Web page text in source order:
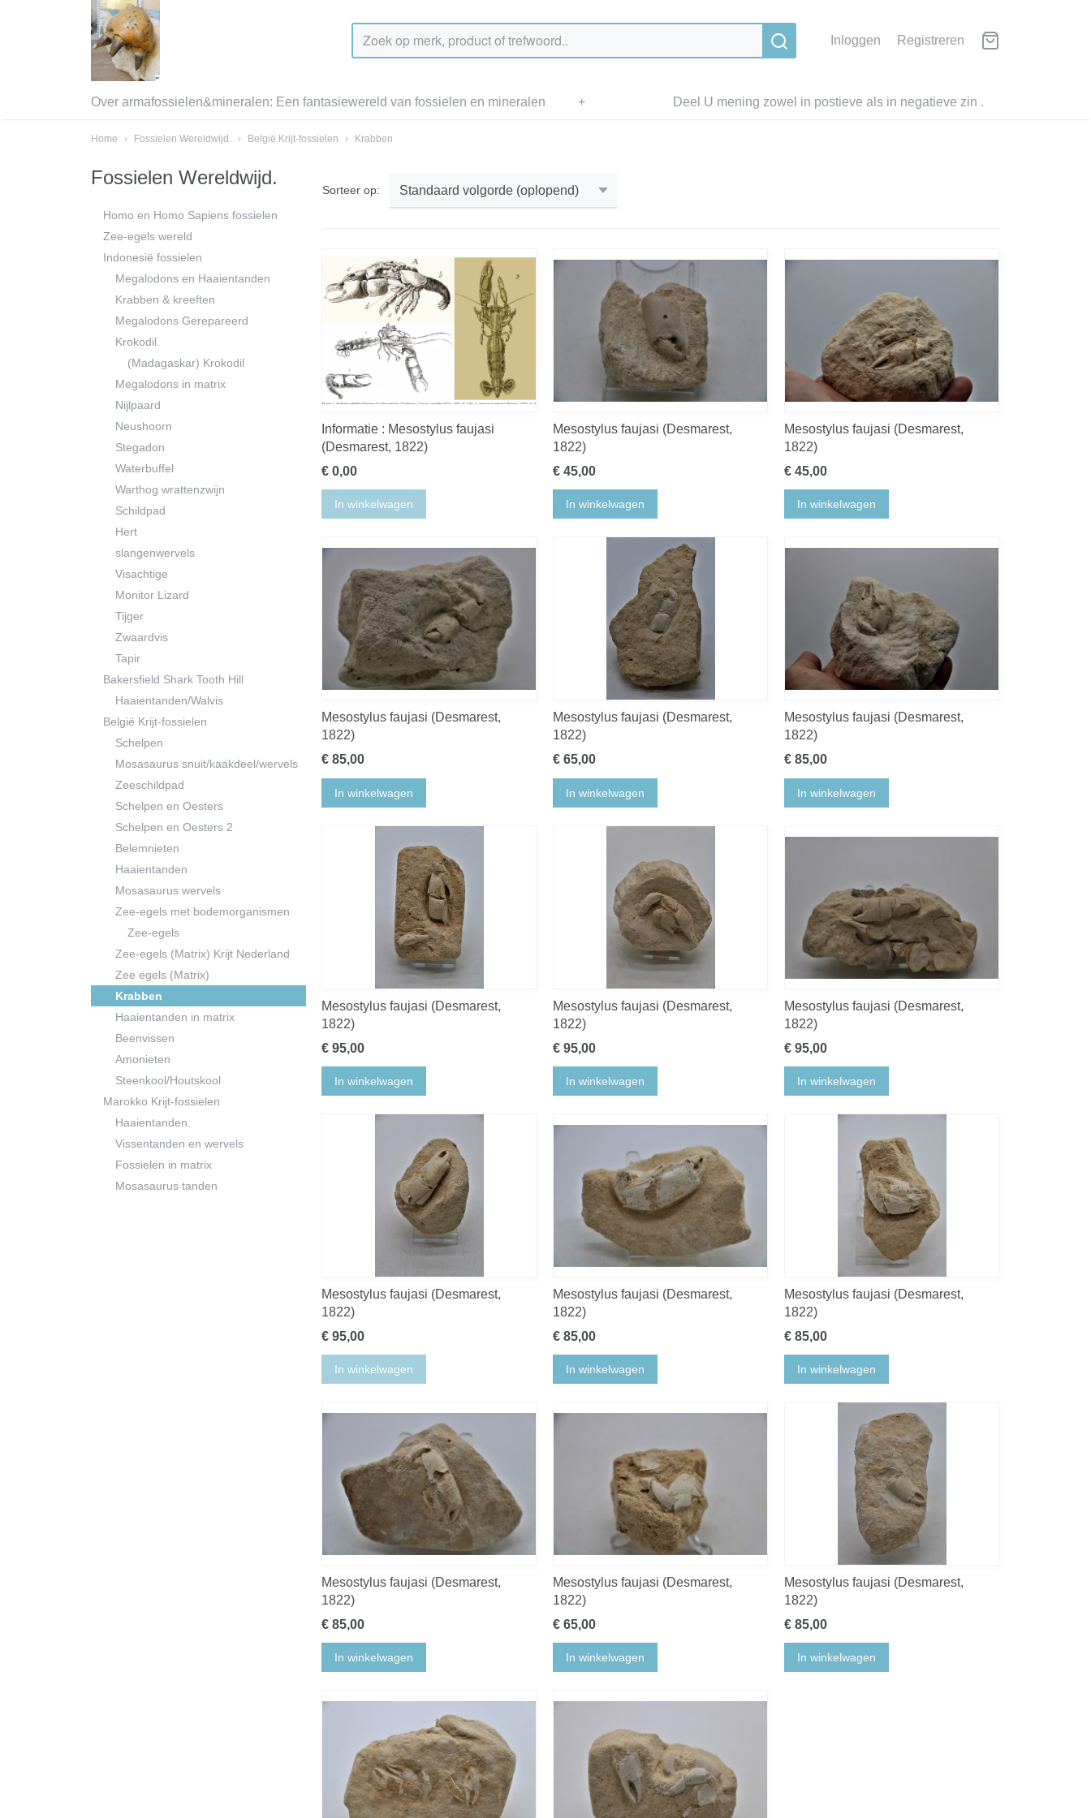
Inloggen Registreren
Deel U mening zowel in postieve als in negatieve zin .
Over armafossielen&mineralen: Een fantasiewereld van fossielen en mineralen +
Home › Fossielen Wereldwijd. › België Krijt-fossielen › Krabben
Fossielen Wereldwijd.
Homo en Homo Sapiens fossielen
Zee-egels wereld
Indonesië fossielen
Megalodons en Haaientanden
Krabben & kreeften
Megalodons Gerepareerd
Krokodil.
(Madagaskar) Krokodil
Megalodons in matrix
Nijlpaard
Neushoorn
Stegadon
Waterbuffel
Warthog wrattenzwijn
Schildpad
Hert
slangenwervels
Visachtige
Monitor Lizard
Tijger
Zwaardvis
Tapir
Bakersfield Shark Tooth Hill
Haaientanden/Walvis
België Krijt-fossielen
Schelpen
Mosasaurus snuit/kaakdeel/wervels
Zeeschildpad
Schelpen en Oesters
Schelpen en Oesters 2
Belemnieten
Haaientanden
Mosasaurus wervels
Zee-egels met bodemorganismen
Zee-egels
Zee-egels (Matrix) Krijt Nederland
Zee egels (Matrix)
Krabben
Haaientanden in matrix
Beenvissen
Amonieten
Steenkool/Houtskool
Marokko Krijt-fossielen
Haaientanden.
Vissentanden en wervels
Fossielen in matrix
Mosasaurus tanden
Sorteer op:
Informatie : Mesostylus faujasi
(Desmarest, 1822)
€ 0,00
In winkelwagen
Mesostylus faujasi (Desmarest,
1822)
€ 45,00
In winkelwagen
Mesostylus faujasi (Desmarest,
1822)
€ 45,00
In winkelwagen
Mesostylus faujasi (Desmarest,
1822)
€ 85,00
In winkelwagen
Mesostylus faujasi (Desmarest,
1822)
€ 65,00
In winkelwagen
Mesostylus faujasi (Desmarest,
1822)
€ 85,00
In winkelwagen
Mesostylus faujasi (Desmarest,
1822)
€ 95,00
In winkelwagen
Mesostylus faujasi (Desmarest,
1822)
€ 95,00
In winkelwagen
Mesostylus faujasi (Desmarest,
1822)
€ 95,00
In winkelwagen
Mesostylus faujasi (Desmarest,
1822)
€ 95,00
In winkelwagen
Mesostylus faujasi (Desmarest,
1822)
€ 85,00
In winkelwagen
Mesostylus faujasi (Desmarest,
1822)
€ 85,00
In winkelwagen
Mesostylus faujasi (Desmarest,
1822)
€ 85,00
In winkelwagen
Mesostylus faujasi (Desmarest,
1822)
€ 65,00
In winkelwagen
Mesostylus faujasi (Desmarest,
1822)
€ 85,00
In winkelwagen